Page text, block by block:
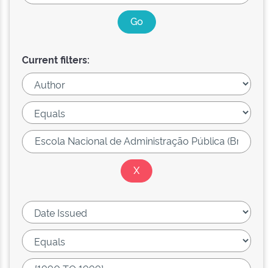
Current filters: